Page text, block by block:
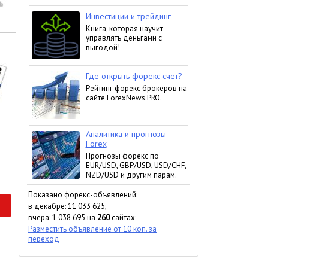
Показано форекс-объявлений:
в декабре: 11 033 625;
вчера: 1 038 695 на 260сайтах;
Разместить объявление от 10 коп. за
переход